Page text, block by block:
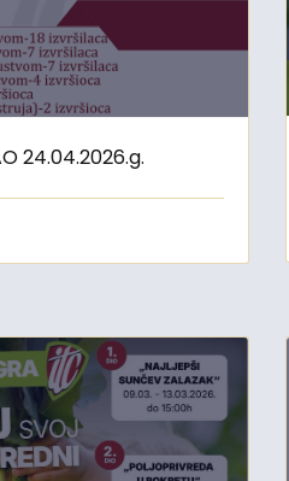
24.04.2026.g.